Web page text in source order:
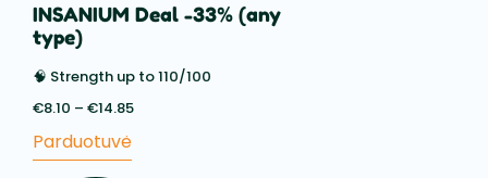
INSANIUM Deal -33% (any
type)
🧠 Strength up to 110/100
€8.10 – €14.85
Parduotuvė